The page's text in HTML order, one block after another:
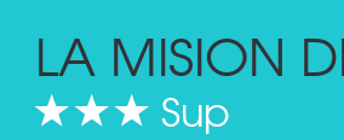
LA MISION
Sup